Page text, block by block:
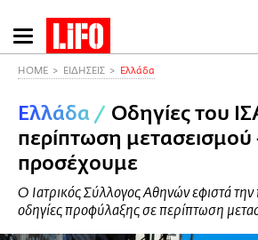
Παράκαμψη
προς
περιεχόμενο
HOME ΕΙΔΗΣΕΙΣ Ελλάδα
Ελλάδα / Οδηγίες του
περίπτωση μετασεισμού
προσέχουμε
Ο Ιατρικός Σύλλογος Αθηνών εφιστά την
οδηγίες προφύλαξης σε περίπτωση